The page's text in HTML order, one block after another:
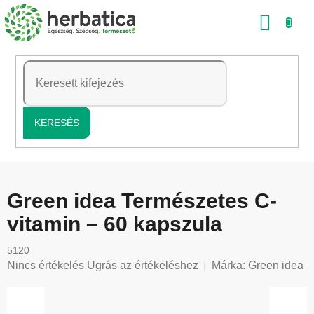
Ugrás
a
tartalomhoz
KERESÉS
Green idea Természetes C-
vitamin – 60 kapszula
5120
A
Nincs értékelés Ugrás az értékeléshez Márka: Green idea